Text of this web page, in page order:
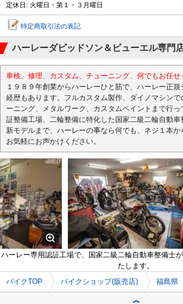
定休日: 火曜日・第１・３月曜日
特定商取引法の表記
ハーレーダビッドソン＆ビューエル専門
車検、修理、カスタム、チューニング、何でもお任せ
１９８９年創業からハーレーひと筋で、ハーレー正
経歴もあります。フルカスタム製作、ダイノマシン
ーニング、メタルワーク、カスタムペイントまで行
証整備工場、二輪整備に特化した国家二級二輪自動
新モデルまで、ハーレーの事なら何でも、ネジ１本か
お気軽にお声かけください。
ハーレー専用認証工場で、国家二級二輪自動車整備士
たします。
バイクTOP
バイクショップ(販売店) 福島県